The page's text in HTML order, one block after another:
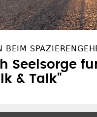
BEIM
Seelsorge
& Talk"